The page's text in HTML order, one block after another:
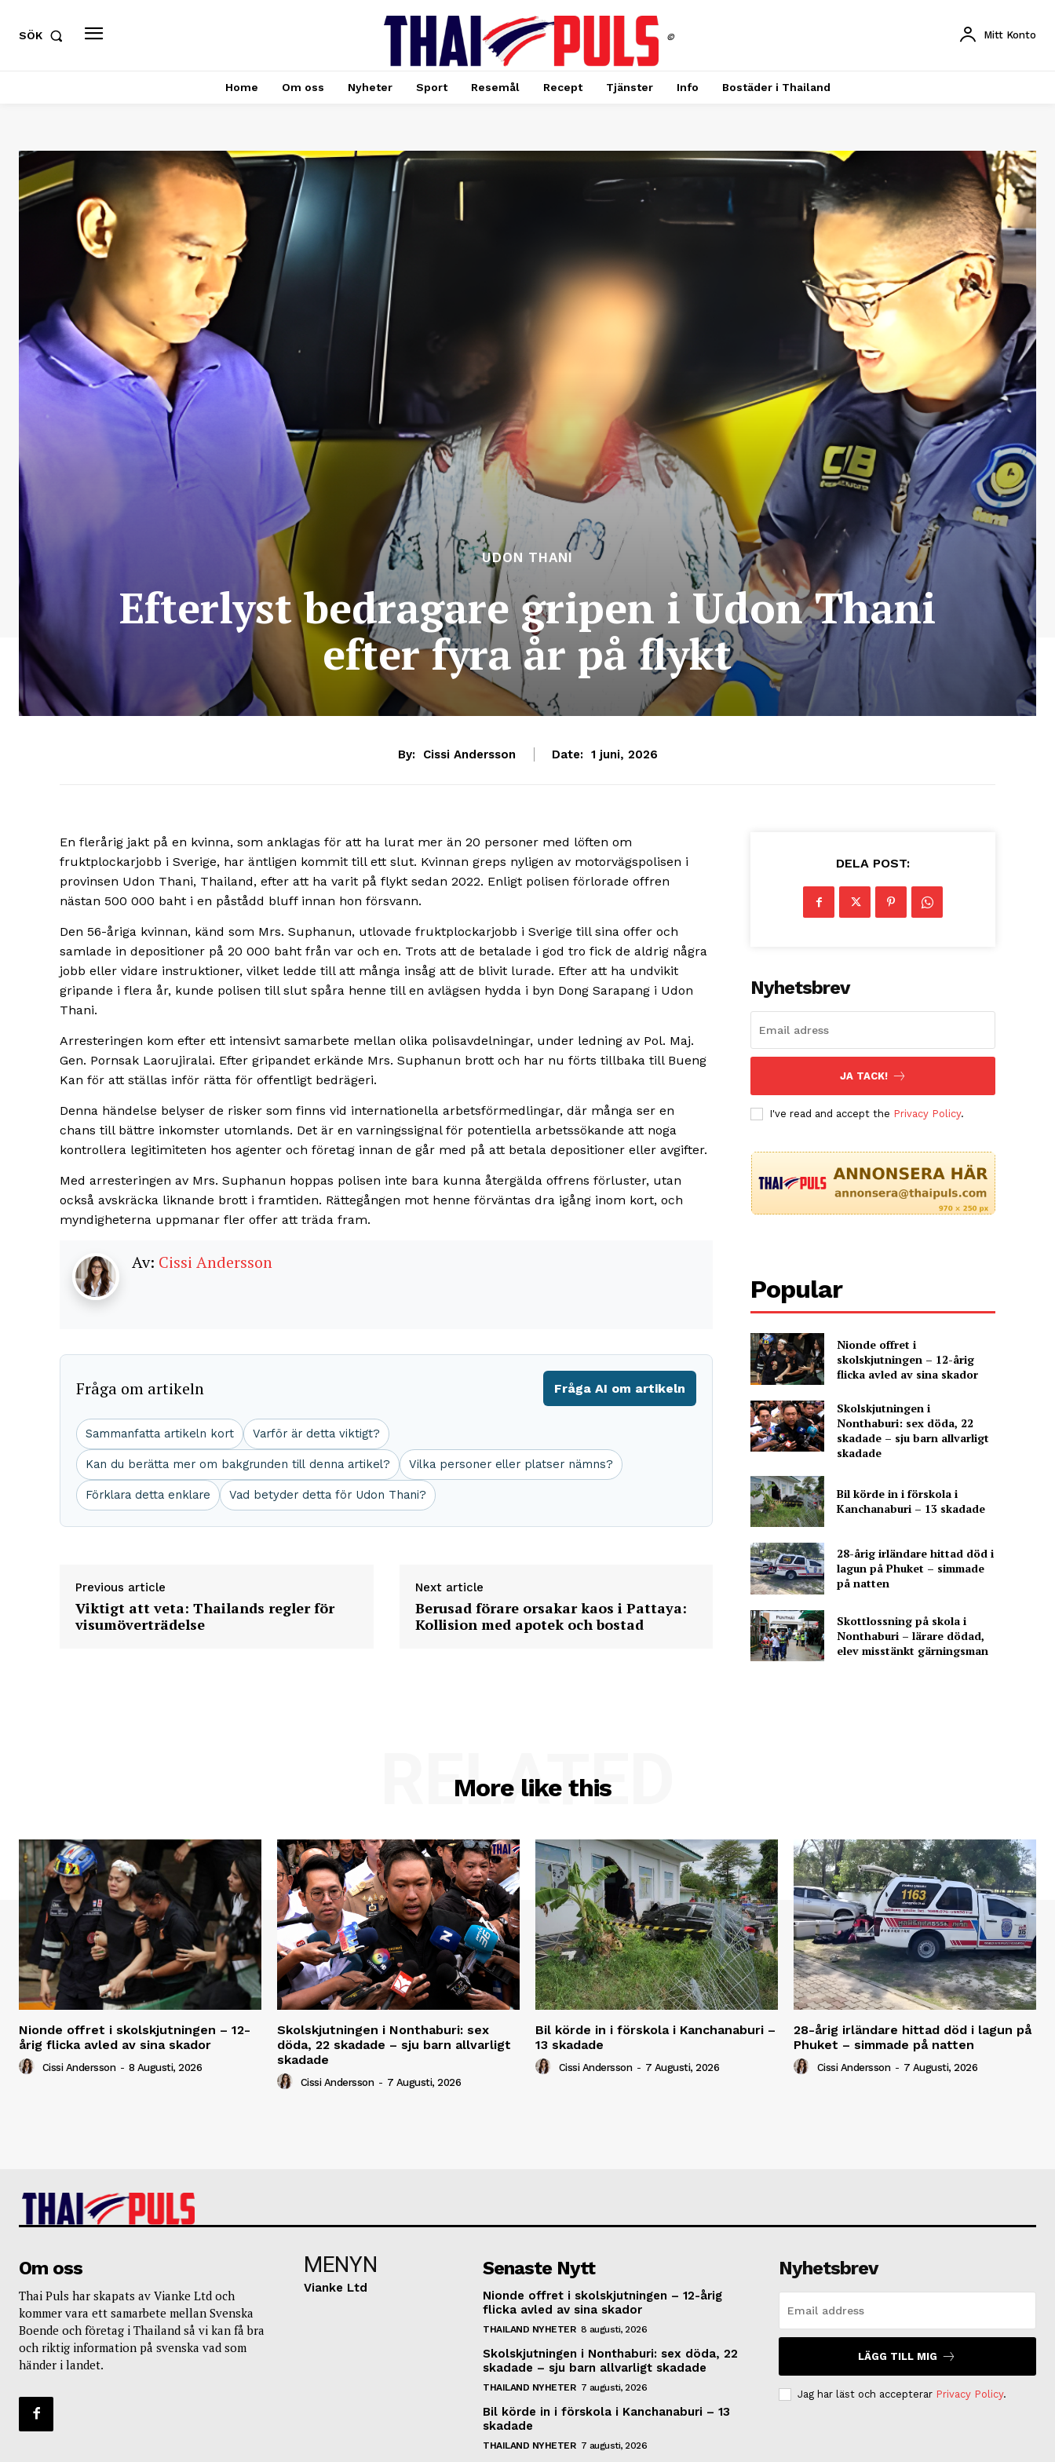
SÖK © Mitt Konto
Home Om oss Nyheter Sport Resemål Recept Tjänster Info Bostäder i Thailand
UDON THANI
Efterlyst bedragare gripen i Udon Thani
efter fyra år på flykt
By: Cissi Andersson Date: 1 juni, 2026
En flerårig jakt på en kvinna, som anklagas för att ha lurat mer än 20 personer med löften om
fruktplockarjobb i Sverige, har äntligen kommit till ett slut. Kvinnan greps nyligen av motorvägspolisen i
provinsen Udon Thani, Thailand, efter att ha varit på flykt sedan 2022. Enligt polisen förlorade offren
nästan 500 000 baht i en påstådd bluff innan hon försvann.
Den 56-åriga kvinnan, känd som Mrs. Suphanun, utlovade fruktplockarjobb i Sverige till sina offer och
samlade in depositioner på 20 000 baht från var och en. Trots att de betalade i god tro fick de aldrig några
jobb eller vidare instruktioner, vilket ledde till att många insåg att de blivit lurade. Efter att ha undvikit
gripande i flera år, kunde polisen till slut spåra henne till en avlägsen hydda i byn Dong Sarapang i Udon
Thani.
Arresteringen kom efter ett intensivt samarbete mellan olika polisavdelningar, under ledning av Pol. Maj.
Gen. Pornsak Laorujiralai. Efter gripandet erkände Mrs. Suphanun brott och har nu förts tillbaka till Bueng
Kan för att ställas inför rätta för offentligt bedrägeri.
Denna händelse belyser de risker som finns vid internationella arbetsförmedlingar, där många ser en
chans till bättre inkomster utomlands. Det är en varningssignal för potentiella arbetssökande att noga
kontrollera legitimiteten hos agenter och företag innan de går med på att betala depositioner eller avgifter.
Med arresteringen av Mrs. Suphanun hoppas polisen inte bara kunna återgälda offrens förluster, utan
också avskräcka liknande brott i framtiden. Rättegången mot henne förväntas dra igång inom kort, och
myndigheterna uppmanar fler offer att träda fram.
Av: Cissi Andersson
Fråga om artikeln Fråga AI om artikeln
Sammanfatta artikeln kort Varför är detta viktigt?
Kan du berätta mer om bakgrunden till denna artikel? Vilka personer eller platser nämns?
Förklara detta enklare Vad betyder detta för Udon Thani?
Previous article
Viktigt att veta: Thailands regler för
visumöverträdelse
Next article
Berusad förare orsakar kaos i Pattaya:
Kollision med apotek och bostad
DELA POST:
Nyhetsbrev
JA TACK!
I've read and accept the Privacy Policy.
Popular
Nionde offret i
skolskjutningen – 12-årig
flicka avled av sina skador
Skolskjutningen i
Nonthaburi: sex döda, 22
skadade – sju barn allvarligt
skadade
Bil körde in i förskola i
Kanchanaburi – 13 skadade
28-årig irländare hittad död i
lagun på Phuket – simmade
på natten
Skottlossning på skola i
Nonthaburi – lärare dödad,
elev misstänkt gärningsman
More like this
RELATED
Nionde offret i skolskjutningen – 12-
årig flicka avled av sina skador
Cissi Andersson - 8 Augusti, 2026
Skolskjutningen i Nonthaburi: sex
döda, 22 skadade – sju barn allvarligt
skadade
Cissi Andersson - 7 Augusti, 2026
Bil körde in i förskola i Kanchanaburi –
13 skadade
Cissi Andersson - 7 Augusti, 2026
28-årig irländare hittad död i lagun på
Phuket – simmade på natten
Cissi Andersson - 7 Augusti, 2026
Om oss
Thai Puls har skapats av Vianke Ltd och
kommer vara ett samarbete mellan Svenska
Boende och företag i Thailand så vi kan få bra
och riktig information på svenska vad som
händer i landet.
MENYN
Vianke Ltd
Senaste Nytt
Nionde offret i skolskjutningen – 12-årig
flicka avled av sina skador
THAILAND NYHETER 8 augusti, 2026
Skolskjutningen i Nonthaburi: sex döda, 22
skadade – sju barn allvarligt skadade
THAILAND NYHETER 7 augusti, 2026
Bil körde in i förskola i Kanchanaburi – 13
skadade
THAILAND NYHETER 7 augusti, 2026
Nyhetsbrev
LÄGG TILL MIG
Jag har läst och accepterar Privacy Policy.